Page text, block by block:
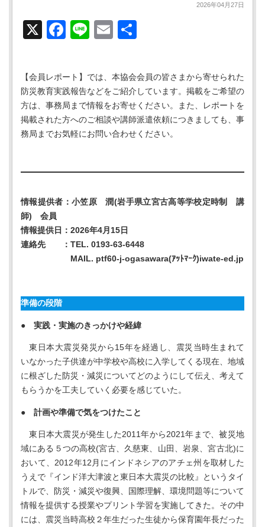
2026年04月27日
X Facebook
LineEmail
【会員レポート】では、本協会会員の皆さまから寄せられた
防災教育実践報告などをご紹介しています。掲載をご希望の
方は、事務局まで情報をお寄せください。また、レポートを
掲載された方へのご相談や講師派遣依頼につきましても、事
務局までお気軽にお問い合わせください。
情報提供者：小笠原 潤(岩手県立宮古高等学校定時制 講
師) 会員
情報提供日：2026年4月15日
連絡先 ：TEL. 0193-63-6448
MAIL. ptf60-j-ogasawara(ｱｯﾄﾏｰｸ)iwate-ed.jp
準備の段階
● 実践・実施のきっかけや経緯
東日本大震災発災から15年を経過し、震災当時生まれて
いなかった子供達が中学校や高校に入学してくる現在、地域
に根ざした防災・減災についてどのようにして伝え、考えて
もらうかを工夫していく必要を感じていた。
● 計画や準備で気をつけたこと
東日本大震災が発生した2011年から2021年まで、被災地
域にある５つの高校(宮古、久慈東、山田、岩泉、宮古北)に
おいて、2012年12月にインドネシアのアチェ州を取材した
うえで『インド洋大津波と東日本大震災の比較』というタイ
トルで、防災・減災や復興、国際理解、環境問題等について
情報を提供する授業やプリント学習を実施してきた。その中
には、震災当時高校２年生だった生徒から保育園年長だった